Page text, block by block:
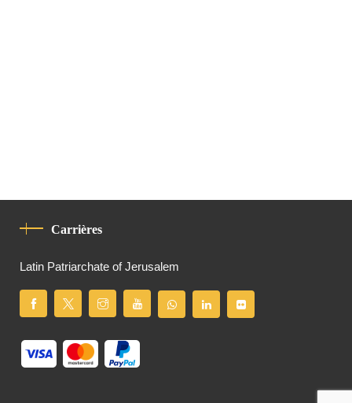
Carrières
Latin Patriarchate of Jerusalem